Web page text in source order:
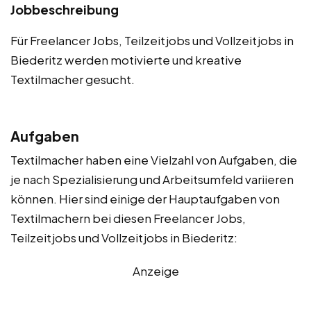
Jobbeschreibung
Für Freelancer Jobs, Teilzeitjobs und Vollzeitjobs in
Biederitz werden motivierte und kreative
Textilmacher gesucht.
Aufgaben
Textilmacher haben eine Vielzahl von Aufgaben, die
je nach Spezialisierung und Arbeitsumfeld variieren
können. Hier sind einige der Hauptaufgaben von
Textilmachern bei diesen Freelancer Jobs,
Teilzeitjobs und Vollzeitjobs in Biederitz:
Anzeige